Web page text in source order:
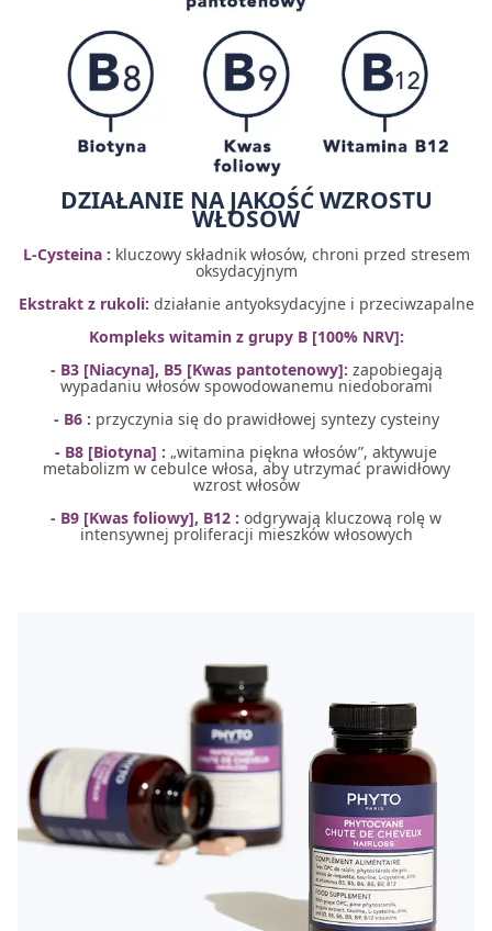
DZIAŁANIE NA JAKOŚĆ WZROSTU
WŁOSÓW
L-Cysteina : kluczowy składnik włosów, chroni przed stresem
oksydacyjnym
Ekstrakt z rukoli: działanie antyoksydacyjne i przeciwzapalne
Kompleks witamin z grupy B [100% NRV]:
- B3 [Niacyna], B5 [Kwas pantotenowy]: zapobiegają
wypadaniu włosów spowodowanemu niedoborami
- B6 : przyczynia się do prawidłowej syntezy cysteiny
- B8 [Biotyna] : „witamina piękna włosów”, aktywuje
metabolizm w cebulce włosa, aby utrzymać prawidłowy
wzrost włosów
- B9 [Kwas foliowy], B12 : odgrywają kluczową rolę w
intensywnej proliferacji mieszków włosowych